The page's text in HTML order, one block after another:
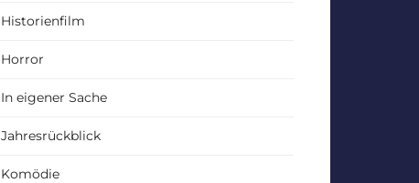
Historienfilm
Horror
In eigener Sache
Jahresrückblick
Komödie